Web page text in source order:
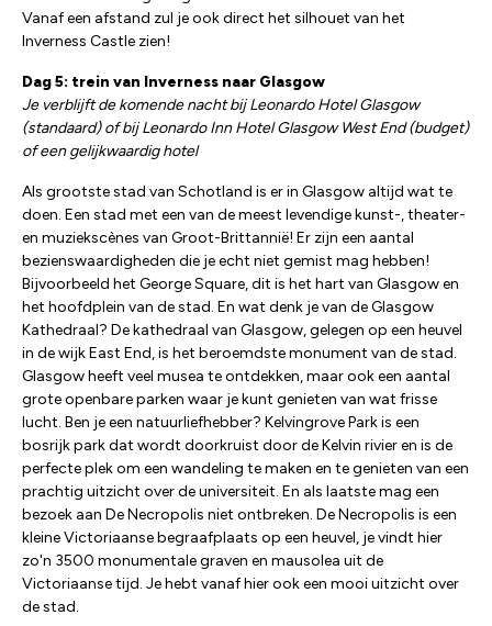
Vanaf een afstand zul je ook direct het silhouet van het
Inverness Castle zien!
Dag 5: trein van Inverness naar Glasgow
Je verblijft de komende nacht bij Leonardo Hotel Glasgow
(standaard) of bij Leonardo Inn Hotel Glasgow West End (budget)
of een gelijkwaardig hotel
Als grootste stad van Schotland is er in Glasgow altijd wat te
doen. Een stad met een van de meest levendige kunst-, theater-
en muziekscènes van Groot-Brittannië! Er zijn een aantal
bezienswaardigheden die je echt niet gemist mag hebben!
Bijvoorbeeld het George Square, dit is het hart van Glasgow en
het hoofdplein van de stad. En wat denk je van de Glasgow
Kathedraal? De kathedraal van Glasgow, gelegen op een heuvel
in de wijk East End, is het beroemdste monument van de stad.
Glasgow heeft veel musea te ontdekken, maar ook een aantal
grote openbare parken waar je kunt genieten van wat frisse
lucht. Ben je een natuurliefhebber? Kelvingrove Park is een
bosrijk park dat wordt doorkruist door de Kelvin rivier en is de
perfecte plek om een wandeling te maken en te genieten van een
prachtig uitzicht over de universiteit. En als laatste mag een
bezoek aan De Necropolis niet ontbreken. De Necropolis is een
kleine Victoriaanse begraafplaats op een heuvel, je vindt hier
zo'n 3500 monumentale graven en mausolea uit de
Victoriaanse tijd. Je hebt vanaf hier ook een mooi uitzicht over
de stad.